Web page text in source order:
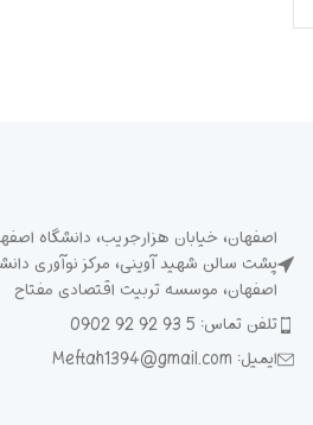
اصفهان، خیابان هزارجریب، دانشگاه
پشت سالن شهید آوینی، مرکز نوآوری
اصفهان، موسسه تربیت اقتصادی مفتاح
تلفن تماس: 5 93 92 92 0902
ایمیل: Meftah1394@gmail.com